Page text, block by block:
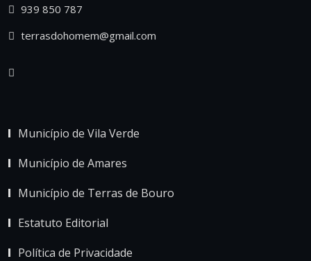
939 850 787
terrasdohomem@gmail.com
Município de Vila Verde
Município de Amares
Município de Terras de Bouro
Estatuto Editorial
Política de Privacidade